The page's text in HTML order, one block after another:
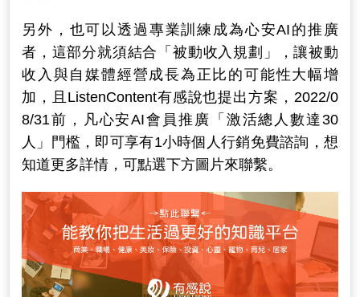
另外，也可以透過專業訓練成為心安AI的推廣
者，這部分就須結合「被動收入規劃」，讓被動
收入與自媒體經營成長為正比的可能性大幅增
加，且ListenContent有感說也提出方案，2022/0
8/31前，凡心安AI會員推廣「激活總人數達30
人」門檻，即可享有1小時個人行銷免費諮詢，想
知道更多詳情，可點選下方圖片來聯繫。